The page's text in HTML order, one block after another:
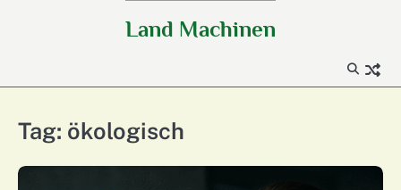
Land Machinen
Tag: ökologisch